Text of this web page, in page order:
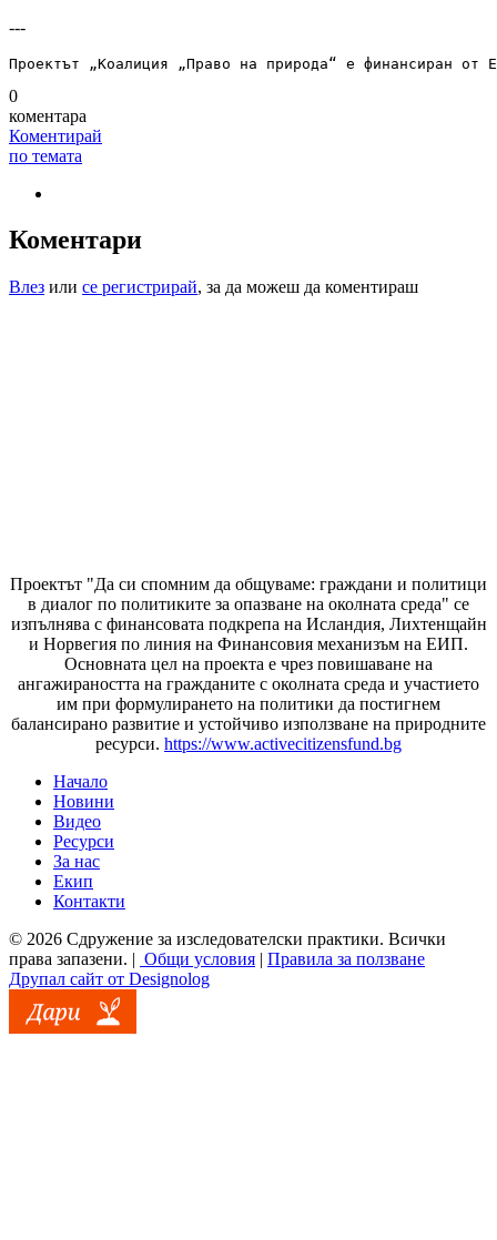
---
Проектът „Коалиция „Право на природа“ е финансиран
0
коментара
Коментирай
по темата
Коментари
Влез или се регистрирай, за да можеш да коментираш
Проектът "Да си спомним да общуваме: граждани и политици
в диалог по политиките за опазване на околната среда" се
изпълнява с финансовата подкрепа на Исландия, Лихтенщайн
и Норвегия по линия на Финансовия механизъм на ЕИП.
Основната цел на проекта е чрез повишаване на
ангажираността на гражданите с околната среда и участието
им при формулирането на политики да постигнем
балансирано развитие и устойчиво използване на природните
ресурси. https://www.activecitizensfund.bg
Основно меню
Начало
Новини
Видео
Ресурси
За нас
Екип
Контакти
© 2026 Сдружение за изследователски практики. Всички
права запазени. | Общи условия | Правила за ползване
Друпал сайт от Designolog